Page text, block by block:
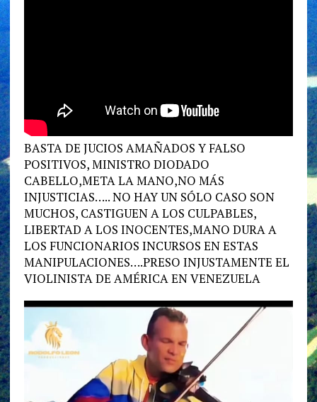
BASTA DE JUCIOS AMAÑADOS Y FALSO
POSITIVOS, MINISTRO DIODADO
CABELLO,META LA MANO,NO MÁS
INJUSTICIAS….. NO HAY UN SÓLO CASO SON
MUCHOS, CASTIGUEN A LOS CULPABLES,
LIBERTAD A LOS INOCENTES,MANO DURA A
LOS FUNCIONARIOS INCURSOS EN ESTAS
MANIPULACIONES….PRESO INJUSTAMENTE EL
VIOLINISTA DE AMÉRICA EN VENEZUELA